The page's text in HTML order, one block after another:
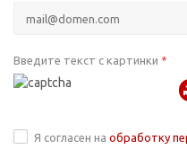
Введите текст с картинки *
Я согласен на обработку